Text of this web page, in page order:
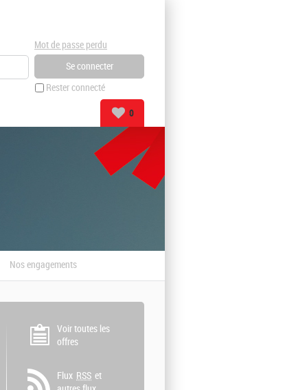
Rester connecté
Mot de passe perdu
0
Nos engagements
Voir toutes les
offres
Flux RSS et